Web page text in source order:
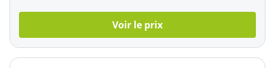
Voir le prix